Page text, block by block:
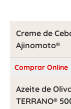
Creme de
Ajinomoto®
Comprar Online
Azeite de
TERRANO®